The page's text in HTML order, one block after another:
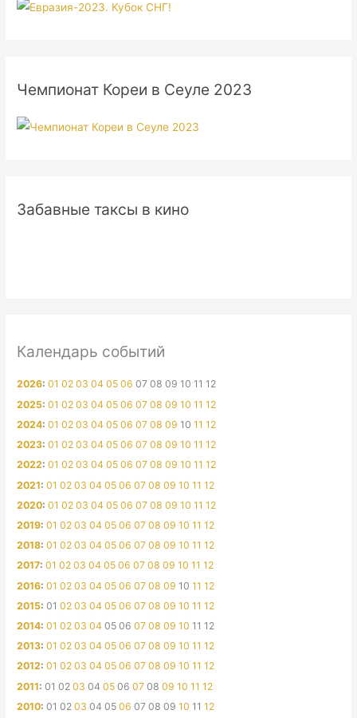
Чемпионат Кореи в Сеуле 2023
Забавные таксы в кино
Календарь событий
2026:01 02 03 04 05 06 07 08 09 10 11 12
2025:01 02 03 04 05 06 07 08 09 10 11 12
2024:01 02 03 04 05 06 07 08 09 10 11 12
2023:01 02 03 04 05 06 07 08 09 10 11 12
2022:01 02 03 04 05 06 07 08 09 10 11 12
2021:01 02 03 04 05 06 07 08 09 10 11 12
2020:01 02 03 04 05 06 07 08 09 10 11 12
2019:01 02 03 04 05 06 07 08 09 10 11 12
2018:01 02 03 04 05 06 07 08 09 10 11 12
2017:01 02 03 04 05 06 07 08 09 10 11 12
2016:01 02 03 04 05 06 07 08 09 10 11 12
2015:01 02 03 04 05 06 07 08 09 10 11 12
2014:01 02 03 04 05 06 07 08 09 10 11 12
2013:01 02 03 04 05 06 07 08 09 10 11 12
2012:01 02 03 04 05 06 07 08 09 10 11 12
2011:01 02 03 04 05 06 07 08 09 10 11 12
2010:01 02 03 04 05 06 07 08 09 10 11 12